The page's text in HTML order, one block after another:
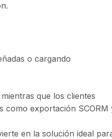
o cargando
que los clientes
como exportación SCORM
en la solución ideal